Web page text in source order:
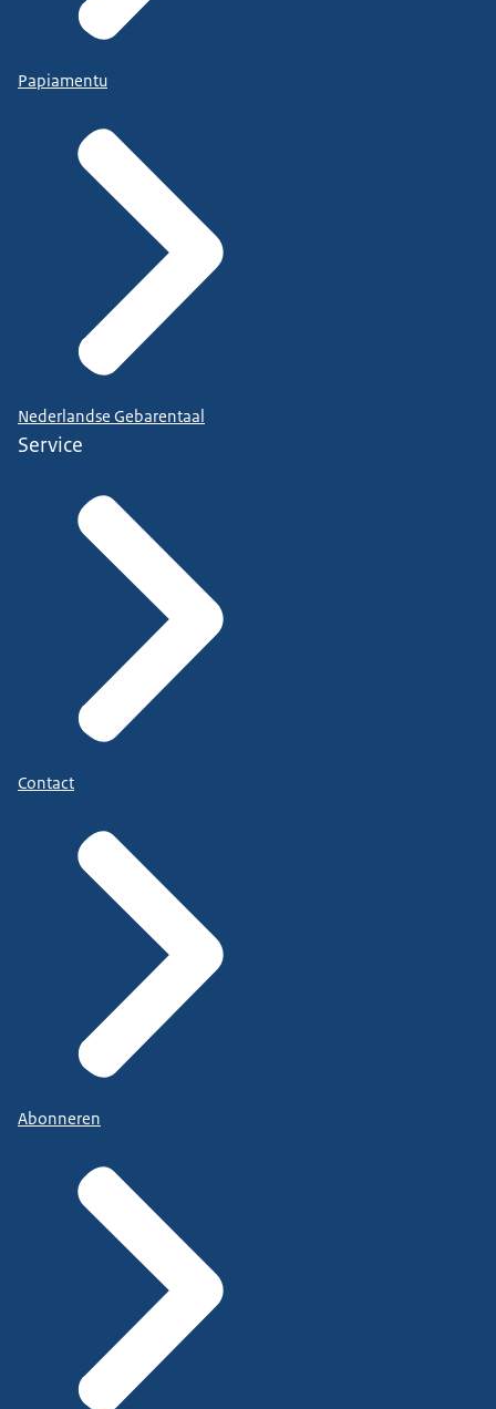
Papiamentu
Nederlandse Gebarentaal
Service
Contact
Abonneren